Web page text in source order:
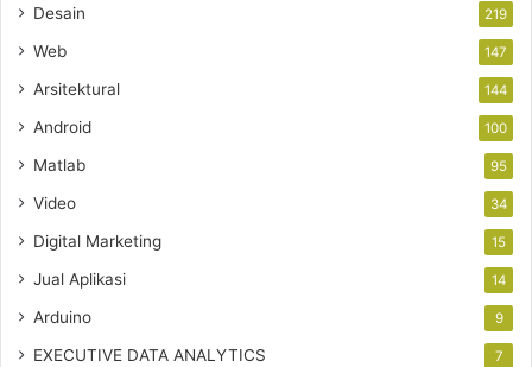
Desain 219
Web 147
Arsitektural 144
Android 100
Matlab 95
Video 34
Digital Marketing 15
Jual Aplikasi 14
Arduino 9
EXECUTIVE DATA ANALYTICS 7